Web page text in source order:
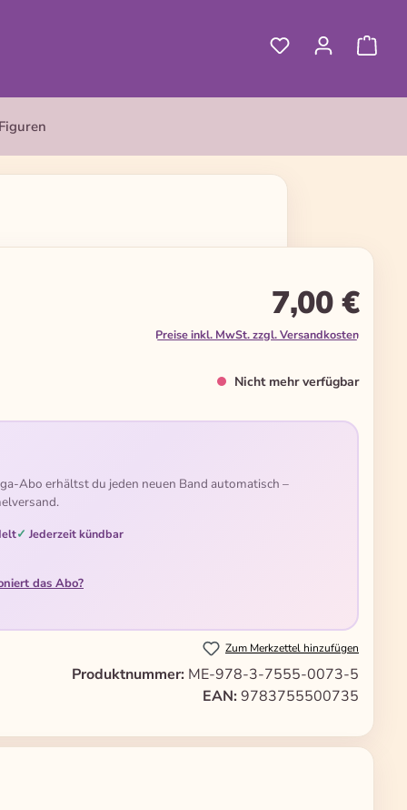
7,00 €
Preise inkl. MwSt. zzgl. Versandkosten
Nicht mehr verfügbar
Abo erhältst du jeden neuen Band automatisch –
Jederzeit kündbar
das Abo?
Zum Merkzettel hinzufügen
Produktnummer: ME-978-3-7555-0073-5
EAN: 9783755500735